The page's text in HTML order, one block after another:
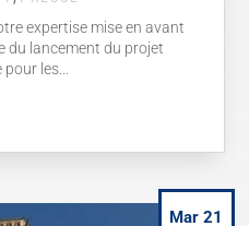
expertise mise en avant
du lancement du projet
les...
Mar 21